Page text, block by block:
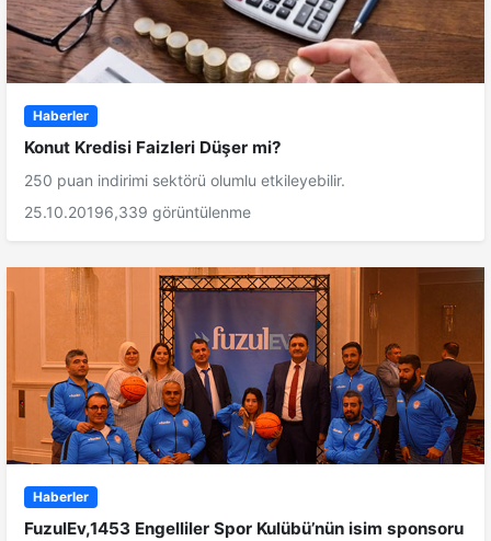
Haberler
Konut Kredisi Faizleri Düşer mi?
250 puan indirimi sektörü olumlu etkileyebilir.
25.10.20196,339 görüntülenme
Haberler
FuzulEv,1453 Engelliler Spor Kulübü’nün isim sponsoru